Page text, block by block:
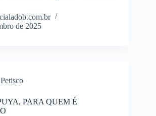
de 2025
Petisco
PARA QUEM É